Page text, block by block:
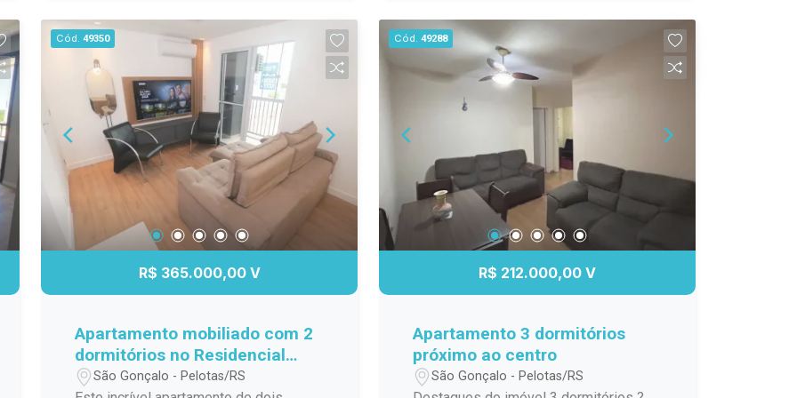
Ótima localização, próxima ao novo
centro da cidade! Agende sua visita e
venha conhecer seu novo lar!
descoberta, quase em frente ao bloco
Fica tudo no imóvel Apartamento ideal
para quem valoriza qualidade nos
detalhes e ambientes bem distribuídos.
Entre em contato e agende sua visita!
Cód. 49350
R$ 365.000,00 V
Apartamento mobiliado com 2
dormitórios no Residencial
Connect JK
São Gonçalo - Pelotas/RS
Cód. 49288
R$ 212.000,00 V
Apartamento 3 dormitórios
próximo ao centro
São Gonçalo - Pelotas/RS